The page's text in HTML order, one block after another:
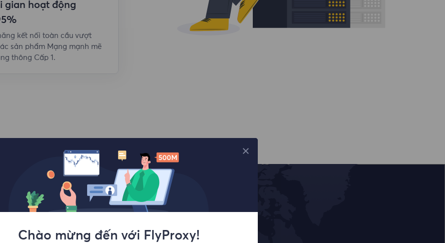
gian hoạt động
kết nối toàn cầu vượt
sản phẩm Mạng mạnh mẽ
thông Cấp 1.
Vị trí hàng đầu
Chào mừng đến với FlyProxy!